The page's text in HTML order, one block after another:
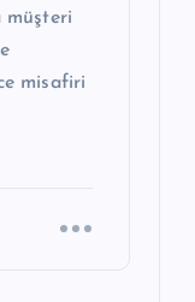
misafiri